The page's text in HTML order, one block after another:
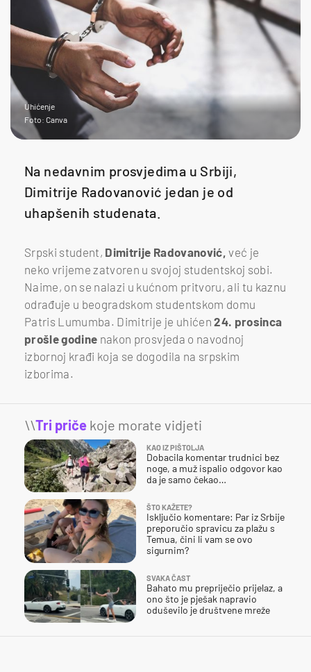
Uhićenje
Foto: Canva
Na nedavnim prosvjedima u Srbiji,
Dimitrije Radovanović jedan je od
uhapšenih studenata.
Srpski student, Dimitrije Radovanović, već je
neko vrijeme zatvoren u svojoj studentskoj sobi.
Naime, on se nalazi u kućnom pritvoru, ali tu kaznu
odrađuje u beogradskom studentskom domu
Patris Lumumba. Dimitrije je uhićen 24. prosinca
prošle godine nakon prosvjeda o navodnoj
izbornoj krađi koja se dogodila na srpskim
izborima.
\\Tri priče koje morate vidjeti
KAO IZ PIŠTOLJA
Dobacila komentar trudnici bez
noge, a muž ispalio odgovor kao
da je samo čekao…
ŠTO KAŽETE?
Isključio komentare: Par iz Srbije
preporučio spravicu za plažu s
Temua, čini li vam se ovo
sigurnim?
SVAKA ČAST
Bahato mu prepriječio prijelaz, a
ono što je pješak napravio
oduševilo je društvene mreže